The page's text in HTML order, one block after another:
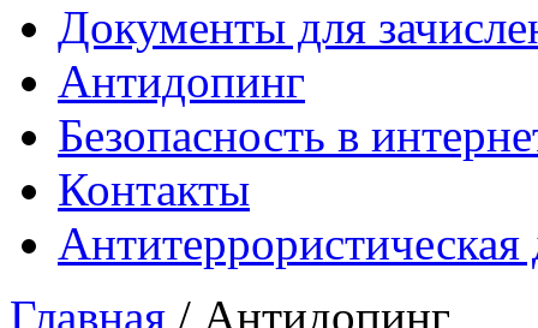
Документы для
Антидопинг
Безопасность в
Контакты
Антитеррористическая
Главная / Антидопинг